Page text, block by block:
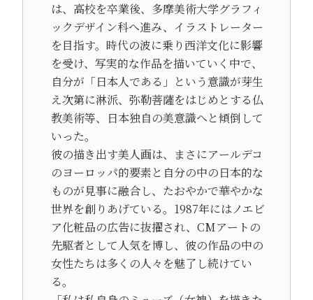
は、高校を卒業後、多摩美術大学グラフィ
ックデザイン科へ進み、イラストレーター
を目指す。時代の波に乗り西洋文化に影響
を受け、写実的な作品を描いていく中で、
自分が「日本人である」という意識が芽生
え次第に淋派、弥勒菩薩をはじめとする仏
教美術等、日本独自の美意識へと傾倒して
いった。
彼の描き出す美人画は、まさにアールデコ
のヨーロッパ的要素と自分の中の日本的な
ものが見事に融合し、たおやかで華やかな
世界を創りあげている。1987年にはノエビ
ア化粧品の広告に抜擢され、CMアートの
先駆者として人気を博し、彼の作品の中の
女性たちは多くの人々を魅了し続けてい
る。